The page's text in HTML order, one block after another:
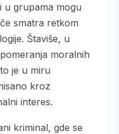
u grupama mogu
smatra retkom
Štaviše, u
moralnih
je u miru
kroz
interes.